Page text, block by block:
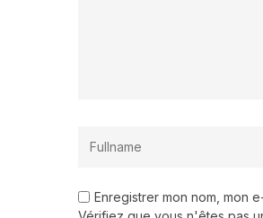
Enregistrer mon nom, mon